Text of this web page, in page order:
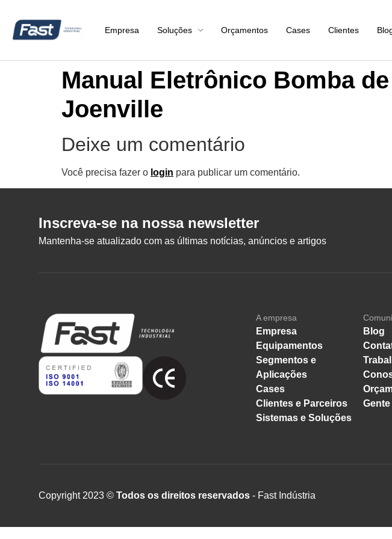
Empresa Soluções Orçamentos Cases Clientes
Manual Eletrônico Bomba
Joenville
Deixe um comentário
Você precisa fazer o login para publicar um comentário.
Inscreva-se na nossa newsletter
Mantenha-se atualizado com as últimas notícias, anúncios e artigos
A empresa
Empresa
Equipamentos
Segmentos e
Aplicações
Cases
Clientes e Parceiros
Sistemas e Soluções
Blog
Copyright 2023 © Todos os direitos reservados - Fast Indústria